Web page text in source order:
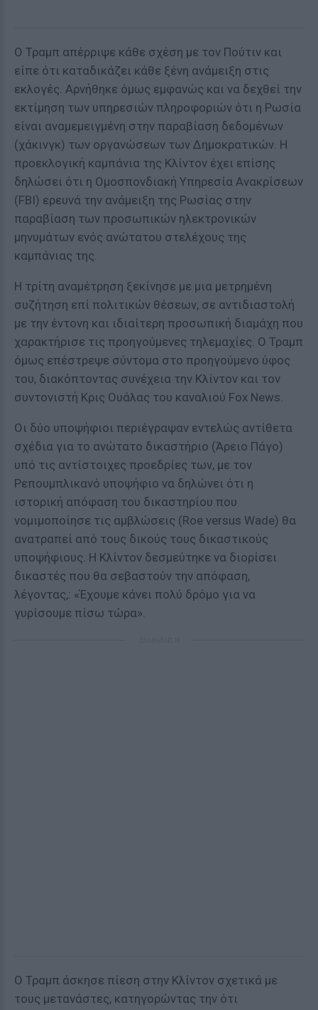
Ο Τραμπ απέρριψε κάθε σχέση με τον Πούτιν και
είπε ότι καταδικάζει κάθε ξένη ανάμειξη στις
εκλογές. Αρνήθηκε όμως εμφανώς και να δεχθεί την
εκτίμηση των υπηρεσιών πληροφοριών ότι η Ρωσία
είναι αναμεμειγμένη στην παραβίαση δεδομένων
(χάκινγκ) των οργανώσεων των Δημοκρατικών. Η
προεκλογική καμπάνια της Κλίντον έχει επίσης
δηλώσει ότι η Οµοσπονδιακή Υπηρεσία Ανακρίσεων
(FBI) ερευνά την ανάμειξη της Ρωσίας στην
παραβίαση των προσωπικών ηλεκτρονικών
μηνυμάτων ενός ανώτατου στελέχους της
καμπάνιας της.
Η τρίτη αναμέτρηση ξεκίνησε με μια μετρημένη
συζήτηση επί πολιτικών θέσεων, σε αντιδιαστολή
με την έντονη και ιδιαίτερη προσωπική διαμάχη που
χαρακτήρισε τις προηγούμενες τηλεμαχίες. Ο Τραμπ
όμως επέστρεψε σύντομα στο προηγούμενο ύφος
του, διακόπτοντας συνέχεια την Κλίντον και τον
συντονιστή Κρις Ουάλας του καναλιού Fox News.
Οι δύο υποψήφιοι περιέγραψαν εντελώς αντίθετα
σχέδια για το ανώτατο δικαστήριο (Άρειο Πάγο)
υπό τις αντίστοιχες προεδρίες των, με τον
Ρεπουμπλικανό υποψήφιο να δηλώνει ότι η
ιστορική απόφαση του δικαστηρίου που
νομιμοποίησε τις αμβλώσεις (Roe versus Wade) θα
ανατραπεί από τους δικούς τους δικαστικούς
υποψήφιους. Η Κλίντον δεσμεύτηκε να διορίσει
δικαστές που θα σεβαστούν την απόφαση,
λέγοντας,: «Έχουμε κάνει πολύ δρόμο για να
γυρίσουμε πίσω τώρα».
Ο Τραμπ άσκησε πίεση στην Κλίντον σχετικά με
τους μετανάστες, κατηγορώντας την ότι